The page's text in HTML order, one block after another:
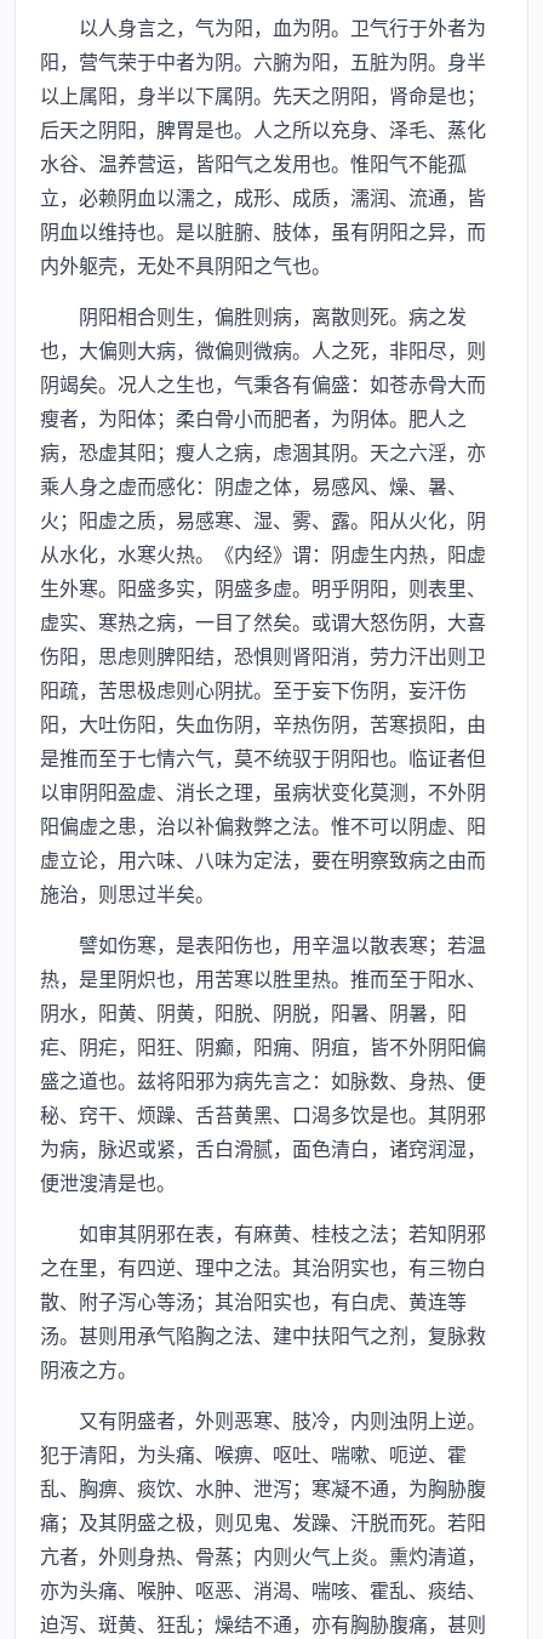
以人身言之，气为阳，血为阴。卫气行于外者为
阳，营气荣于中者为阴。六腑为阳，五脏为阴。身半
以上属阳，身半以下属阴。先天之阴阳，肾命是也；
后天之阴阳，脾胃是也。人之所以充身、泽毛、蒸化
水谷、温养营运，皆阳气之发用也。惟阳气不能孤
立，必赖阴血以濡之，成形、成质，濡润、流通，皆
阴血以维持也。是以脏腑、肢体，虽有阴阳之异，而
内外躯壳，无处不具阴阳之气也。
阴阳相合则生，偏胜则病，离散则死。病之发
也，大偏则大病，微偏则微病。人之死，非阳尽，则
阴竭矣。况人之生也，气秉各有偏盛：如苍赤骨大而
瘦者，为阳体；柔白骨小而肥者，为阴体。肥人之
病，恐虚其阳；瘦人之病，虑涸其阴。天之六淫，亦
乘人身之虚而感化：阴虚之体，易感风、燥、暑、
火；阳虚之质，易感寒、湿、雾、露。阳从火化，阴
从水化，水寒火热。《内经》谓：阴虚生内热，阳虚
生外寒。阳盛多实，阴盛多虚。明乎阴阳，则表里、
虚实、寒热之病，一目了然矣。或谓大怒伤阴，大喜
伤阳，思虑则脾阳结，恐惧则肾阳消，劳力汗出则卫
阳疏，苦思极虑则心阴扰。至于妄下伤阴，妄汗伤
阳，大吐伤阳，失血伤阴，辛热伤阴，苦寒损阳，由
是推而至于七情六气，莫不统驭于阴阳也。临证者但
以审阴阳盈虚、消长之理，虽病状变化莫测，不外阴
阳偏虚之患，治以补偏救弊之法。惟不可以阴虚、阳
虚立论，用六味、八味为定法，要在明察致病之由而
施治，则思过半矣。
譬如伤寒，是表阳伤也，用辛温以散表寒；若温
热，是里阴炽也，用苦寒以胜里热。推而至于阳水、
阴水，阳黄、阴黄，阳脱、阴脱，阳暑、阴暑，阳
疟、阴疟，阳狂、阴癫，阳痈、阴疽，皆不外阴阳偏
盛之道也。兹将阳邪为病先言之：如脉数、身热、便
秘、窍干、烦躁、舌苔黄黑、口渴多饮是也。其阴邪
为病，脉迟或紧，舌白滑腻，面色清白，诸窍润湿，
便泄溲清是也。
如审其阴邪在表，有麻黄、桂枝之法；若知阴邪
之在里，有四逆、理中之法。其治阴实也，有三物白
散、附子泻心等汤；其治阳实也，有白虎、黄连等
汤。甚则用承气陷胸之法、建中扶阳气之剂，复脉救
阴液之方。
又有阴盛者，外则恶寒、肢冷，内则浊阴上逆。
犯于清阳，为头痛、喉痹、呕吐、喘嗽、呃逆、霍
乱、胸痹、痰饮、水肿、泄泻；寒凝不通，为胸胁腹
痛；及其阴盛之极，则见鬼、发躁、汗脱而死。若阳
亢者，外则身热、骨蒸；内则火气上炎。熏灼清道，
亦为头痛、喉肿、呕恶、消渴、喘咳、霍乱、痰结、
迫泻、斑黄、狂乱；燥结不通，亦有胸胁腹痛，甚则